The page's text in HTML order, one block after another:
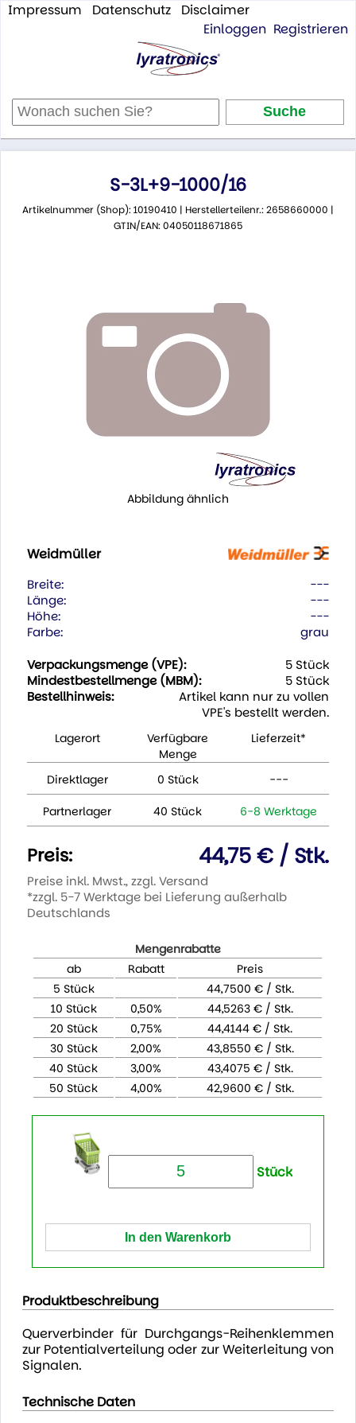
Impressum Datenschutz
Disclaimer
Einloggen Registrieren
S-3L+9-1000/16
Artikelnummer (Shop): 10190410 | Herstellerteilenr.: 2658660000 |
GTIN/EAN: 04050118671865
Abbildung ähnlich
Weidmüller
Breite:
---
Länge:
---
Höhe:
---
Farbe:
grau
Verpackungsmenge (VPE):
5 Stück
Mindestbestellmenge (MBM):
5 Stück
Bestellhinweis:
Artikel kann nur zu vollen
VPE's bestellt werden.
Lagerort
Verfügbare
Menge
Lieferzeit*
Direktlager 0 Stück ---
Partnerlager 40 Stück 6-8 Werktage
Preis: 44,75 € / Stk.
Preise inkl. Mwst., zzgl. Versand
*zzgl. 5-7 Werktage bei Lieferung außerhalb
Deutschlands
Mengenrabatte
ab
Rabatt
Preis
5 Stück
44,7500 € / Stk.
10 Stück
0,50%
44,5263 € / Stk.
20 Stück
0,75%
44,4144 € / Stk.
30 Stück
2,00%
43,8550 € / Stk.
40 Stück
3,00%
43,4075 € / Stk.
50 Stück
4,00% 42,9600 € / Stk.
Stück
Produktbeschreibung
Querverbinder für Durchgangs-Reihenklemmen
zur Potentialverteilung oder zur Weiterleitung von
Signalen.
Technische Daten